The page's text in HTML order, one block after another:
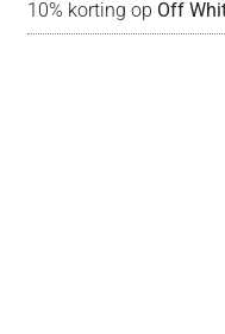
10% korting op Off